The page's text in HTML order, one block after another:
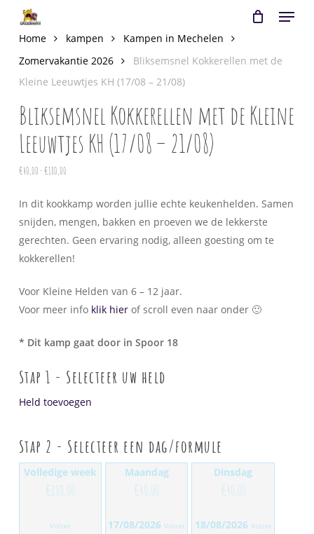
main
content
Menu
Cart
Home kampen
Kampen in Mechelen
Zomervakantie 2026
Bliksemsnel Kokkerellen met de
Kleine Leeuwtjes KH (17/08 – 21/08)
Bliksemsnel Kokkerellen met de Kleine
Leeuwtjes KH (17/08 – 21/08)
€40,00 -€180,00Prijsklasse:
tot
€180,00
In dit kookkamp worden jullie echte keukenhelden. Samen
snijden, mengen, bakken en proeven we de lekkerste
gerechten. Geen ervaring nodig, alleen goesting om te
kokkerellen!
Voor Kleine Helden van 6 – 12 jaar.
Voor meer info klik hierof scroll even naar onder 🙂
* Dit kamp gaat door in Spoor 18
Stap 1 - Selecteer uw held
Held toevoegen
Stap 2 - Selecteer een dag/formule
Volledige week
€180,00
Volzet
Maandag
€40,00
17/08/2026 Volzet
Dinsdag
€40,00
18/08/2026 Volzet